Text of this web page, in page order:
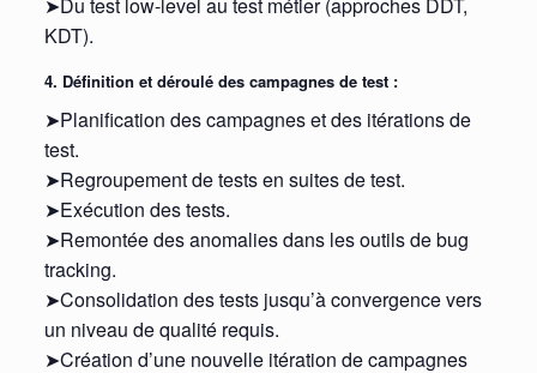
KDT).
4. Définition et déroulé des campagnes de test :
➤Planification des campagnes et des itérations de
test.
➤Regroupement de tests en suites de test.
➤Exécution des tests.
➤Remontée des anomalies dans les outils de bug
tracking.
➤Consolidation des tests jusqu’à convergence vers
un niveau de qualité requis.
➤Création d’une nouvelle itération de campagnes